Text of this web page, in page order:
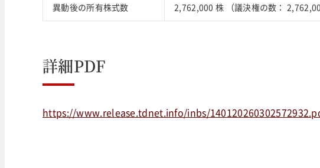
異動後の所有株式数 2,762,000 株 （議決権の数：
詳細PDF
https://www.release.tdnet.info/inbs/